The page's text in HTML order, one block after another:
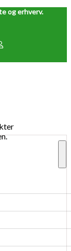
og erhverv.